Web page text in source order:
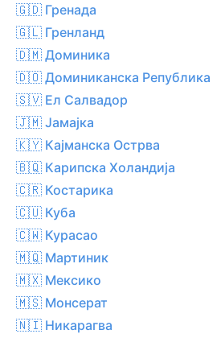
🇬🇩 Гренада
🇬🇱 Гренланд
🇩🇲 Доминика
🇩🇴 Доминиканска Република
🇸🇻 Ел Салвадор
🇯🇲 Јамајка
🇰🇾 Кајманска Острва
🇧🇶 Карипска Холандија
🇨🇷 Костарика
🇨🇺 Куба
🇨🇼 Курасао
🇲🇶 Мартиник
🇲🇽 Мексико
🇲🇸 Монсерат
🇳🇮 Никарагва